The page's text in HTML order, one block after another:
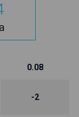
0.08
-2